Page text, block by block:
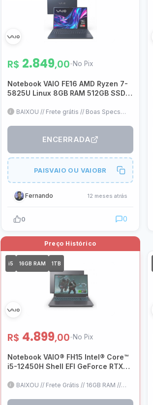
R$ 2.849,00- No Pix
Notebook VAIO FE16 AMD Ryzen 7-
5825U Linux 8GB RAM 512GB SSD
VJFE69F11X-B0321H
BAIXOU // Frete grátis // Boas Specs
8GB de RAM, mas nada que uma
formatação e mais 8GB não resolvam
ENCERRADA
PAISVAIO OU VAIOBR
Fernando 12 meses atrás
0 0
i5 16GB RAM 1TB
R$ 4.899,00- No Pix
Notebook VAIO® FH15 Intel® Core™
i5-12450H Shell EFI GeForce RTX®
HD LED WVA Cinza Escuro –
BAIXOU // Frete Grátis // 16GB RAM //
ABNT2 Retroiluminado // Sem SO